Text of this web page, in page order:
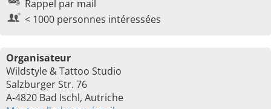
Rappel par mail
< 1000 personnes intéressées
Organisateur
Wildstyle & Tattoo Studio
Salzburger Str. 76
A-4820 Bad Ischl, Autriche